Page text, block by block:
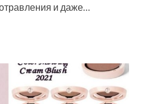
и даже…